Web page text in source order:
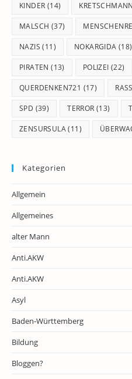
KINDER (14) KRETSCHMANN
MALSCH (37)
NAZIS (11) NOKARGIDA (18)
PIRATEN (13) POLIZEI (22)
QUERDENKEN721 (17)
SPD (39) TERROR (13)
ZENSURSULA(11)
Kategorien
Allgemein
Allgemeines
alter Mann
Anti.AKW
Anti.AKW
Asyl
Baden-Württemberg
Bildung
Bloggen?